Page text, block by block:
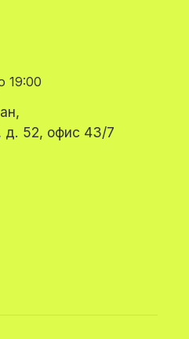
19:00
д. 52, офис 43/7